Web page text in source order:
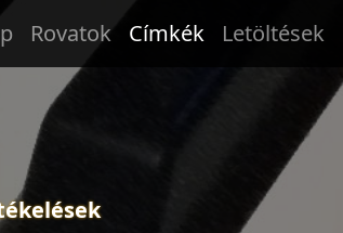
Rovatok Címkék Letöltések